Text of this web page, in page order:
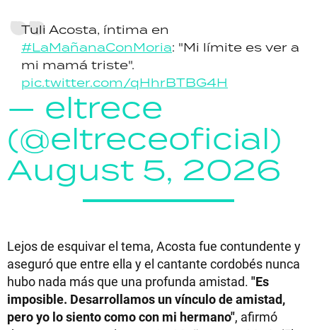
Tuli Acosta, íntima en
#LaMañanaConMoria: "Mi límite es ver a
mi mamá triste".
pic.twitter.com/qHhrBTBG4H
— eltrece
(@eltreceoficial)
August 5, 2026
Lejos de esquivar el tema, Acosta fue contundente y
aseguró que entre ella y el cantante cordobés nunca
hubo nada más que una profunda amistad. "Es
imposible. Desarrollamos un vínculo de amistad,
pero yo lo siento como con mi hermano", afirmó